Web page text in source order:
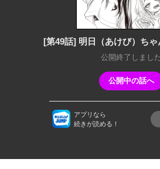
[第49話] 明日（あけび）ち
公開終了しました
公開中の話へ
アプリなら
続きが読める！